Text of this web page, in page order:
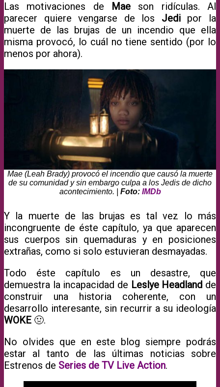
Las motivaciones de
Mae son ridículas. Al
parecer quiere vengarse de los Jedipor la
muerte de las brujas de un incendio que ella
misma provocó, lo cuál no tiene sentido (por lo
menos por ahora).
Mae (Leah Brady) provocó el incendio que causó la muerte
de su comunidad y sin embargo culpa a los Jedis de dicho
acontecimiento. | Foto: IMDb
Y la muerte de las brujas es tal vez lo más
incongruente de éste capítulo, ya que aparecen
sus cuerpos sin quemaduras y en posiciones
extrañas, como si solo estuvieran desmayadas.
Todo éste capítulo es un desastre, que
demuestra la incapacidad de Leslye Headland de
construir una historia coherente, con un
desarrollo interesante, sin recurrir a su ideología
WOKE 🤢.
No olvides que en este blog siempre podrás
estar al tanto de las últimas noticias sobre
Estrenos de Series de TV Live Action.